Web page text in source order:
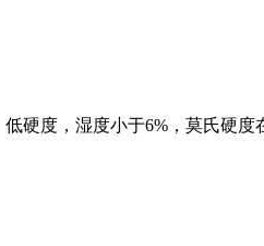
硬度，湿度小于6%，莫氏硬